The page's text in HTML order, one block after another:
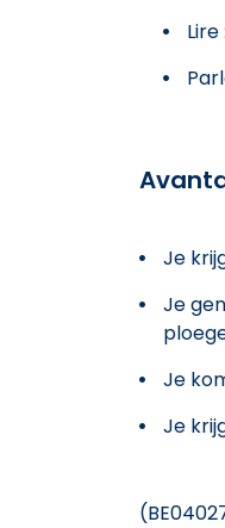
Je
Je
Je
Je